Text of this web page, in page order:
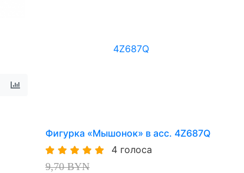
Фигурка «Мышонок» в асс. 4Z687Q
4 голоса
9,70 BYN